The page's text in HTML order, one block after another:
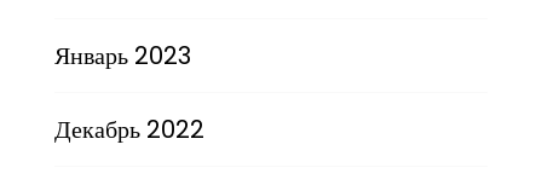
Январь 2023
Декабрь 2022